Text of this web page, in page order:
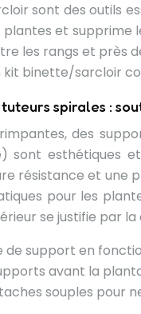
sont des outils
et supprime
les rangs et près
kit binette/sarcloir
spirales :
des
sont esthétiques
résistance et une
pour les
se justifie par
de support en
avant la
souples pour